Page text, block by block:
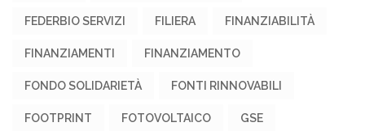
FEDERBIO SERVIZI FILIERA FINANZIABILITÀ
FINANZIAMENTI FINANZIAMENTO
FONDO SOLIDARIETÀ FONTI RINNOVABILI
FOOTPRINT FOTOVOLTAICO GSE